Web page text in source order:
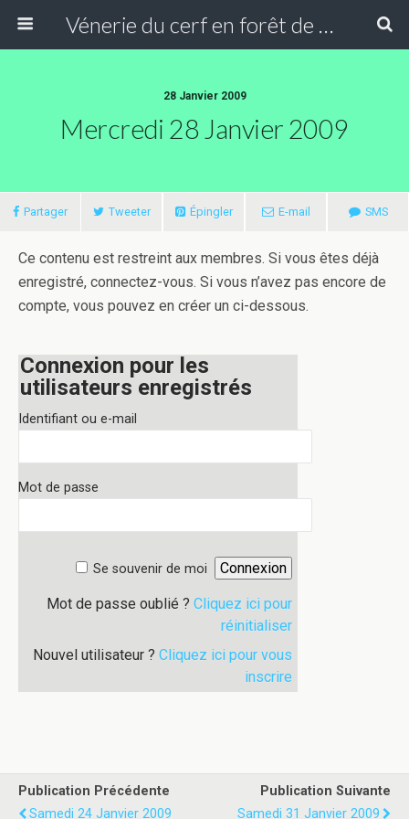
Vénerie du cerf en forêt de Compiègne
28 Janvier 2009
Mercredi 28 Janvier 2009
Partager Tweeter Épingler E-mail SMS
Ce contenu est restreint aux membres. Si vous êtes déjà
enregistré, connectez-vous. Si vous n’avez pas encore de
compte, vous pouvez en créer un ci-dessous.
Connexion pour les
utilisateurs enregistrés
Identifiant ou e-mail
Mot de passe
Se souvenir de moi
Mot de passe oublié ? Cliquez ici pour
réinitialiser
Nouvel utilisateur ? Cliquez ici pour vous
inscrire
Publication Précédente
Samedi 24 Janvier 2009
Publication Suivante
Samedi 31 Janvier 2009